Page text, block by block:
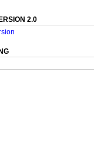
für
2.0